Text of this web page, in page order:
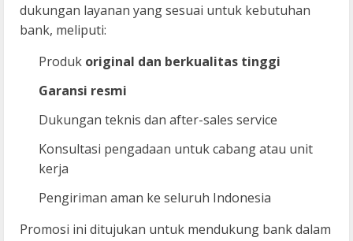
dukungan layanan yang sesuai untuk kebutuhan
bank, meliputi:
Produk original dan berkualitas tinggi
Garansi resmi
Dukungan teknis dan after-sales service
Konsultasi pengadaan untuk cabang atau unit
kerja
Pengiriman aman ke seluruh Indonesia
Promosi ini ditujukan untuk mendukung bank dalam